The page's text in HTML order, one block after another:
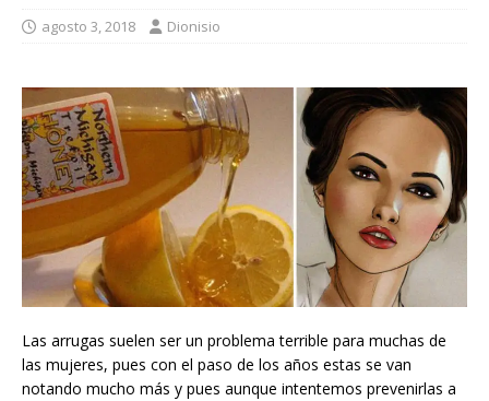
agosto 3, 2018 Dionisio
Las arrugas suelen ser un problema terrible para muchas de
las mujeres, pues con el paso de los años estas se van
notando mucho más y pues aunque intentemos prevenirlas a